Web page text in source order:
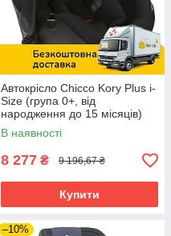
Автокрісло Chicco Kory Plus i-
Size (група 0+, від
народження до 15 місяців)
Чорне
В наявності
8 277 ₴ 9 196,67 ₴
Купити
–10%